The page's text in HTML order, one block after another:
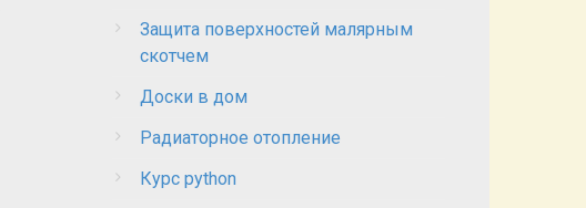
Защита поверхностей малярным
скотчем
Доски в дом
Радиаторное отопление
Курс python